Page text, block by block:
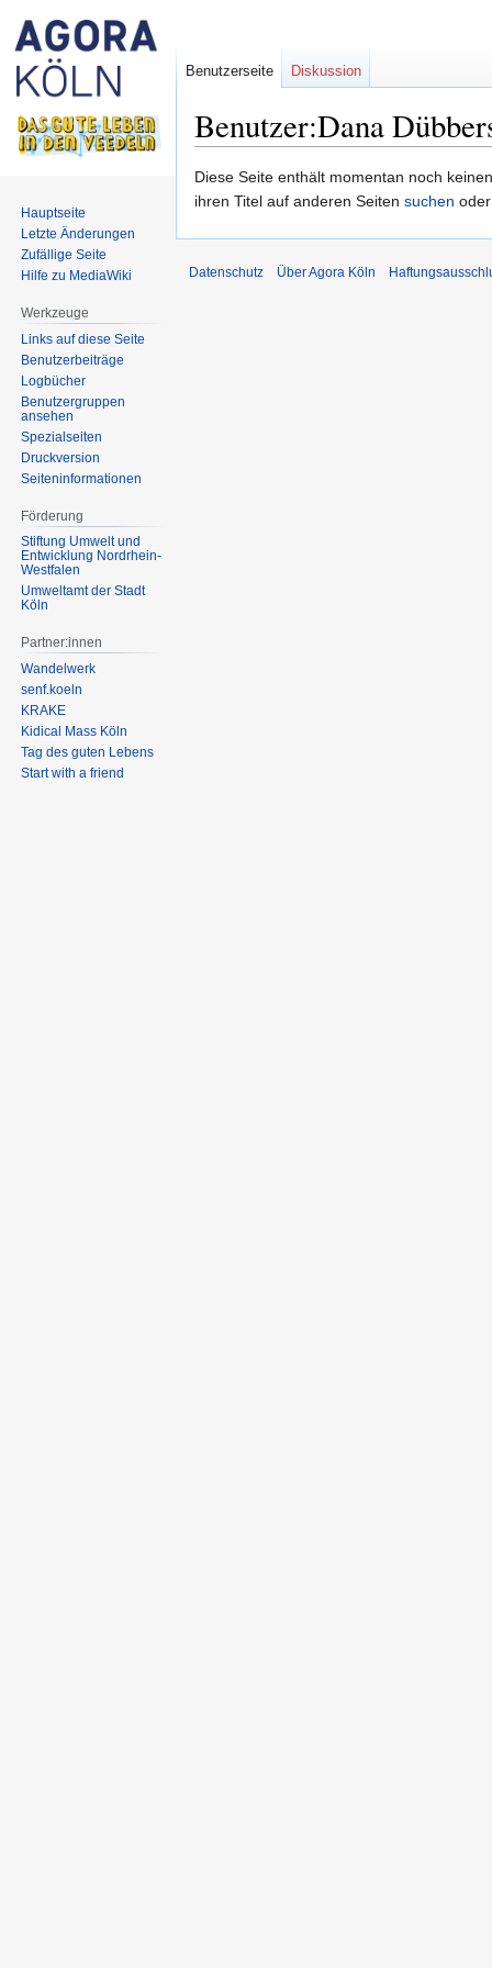
Benutzer:Dana
Zur
Navigation
Zur
Suche
Diese Seite enthält momentan noch
ihren Titel auf anderen Seiten suchen
Benutzerseite Diskussion
Hauptseite
Letzte Änderungen
Zufällige Seite
Hilfe zu MediaWiki
Werkzeuge
Links auf diese Seite
Benutzerbeiträge
Logbücher
Benutzergruppen
ansehen
Spezialseiten
Druckversion
Seiten­informationen
Förderung
Stiftung Umwelt und
Entwicklung Nordrhein-
Westfalen
Umweltamt der Stadt
Köln
Partner:innen
Wandelwerk
senf.koeln
KRAKE
Kidical Mass Köln
Tag des guten Lebens
Start with a friend
Datenschutz Über Agora Köln